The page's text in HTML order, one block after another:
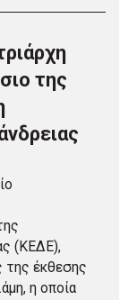
της
(ΚΕΔΕ),
της έκθεσης
η οποία